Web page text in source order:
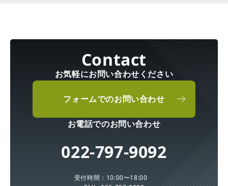
お気軽にお問い合わせください
フォームでのお問い合わせ
お電話でのお問い合わせ
022-797-9092
受付時間：10:00〜18:00